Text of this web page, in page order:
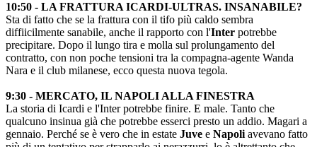
10:50 - LA FRATTURA ICARDI-ULTRAS. INSANABILE?
Sta di fatto che se la frattura con il tifo più caldo sembra
diffiicilmente sanabile, anche il rapporto con l'Inter potrebbe
precipitare. Dopo il lungo tira e molla sul prolungamento del
contratto, con non poche tensioni tra la compagna-agente Wanda
Nara e il club milanese, ecco questa nuova tegola.
9:30 - MERCATO, IL NAPOLI ALLA FINESTRA
La storia di Icardi e l'Inter potrebbe finire. E male. Tanto che
qualcuno insinua già che potrebbe esserci presto un addio. Magari a
gennaio. Perché se è vero che in estate Juve e Napoli avevano fatto